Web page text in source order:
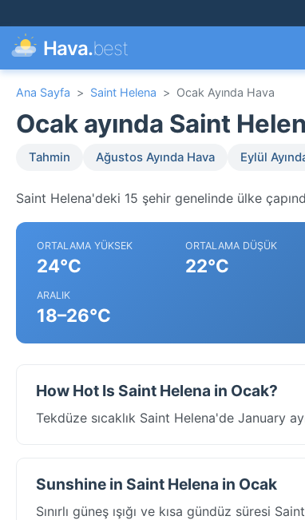
Hava.best
Ana Sayfa > Saint Helena > Ocak Ayında Hava
Ocak ayında Saint
Tahmin Ağustos Ayında Hava Eylül
Saint Helena'deki 15 şehir genelinde ülke
ORTALAMA YÜKSEK
24°C
ORTALAMA DÜŞÜK
22°C
ARALIK
18–26°C
How Hot Is Saint Helena in Ocak?
Tekdüze sıcaklık Saint Helena'de January
Sunshine in Saint Helena in Ocak
Sınırlı güneş ışığı ve kısa gündüz süresi